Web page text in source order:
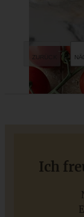
BunterIch